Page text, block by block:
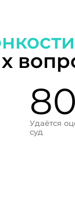
80
Удаётся
суд